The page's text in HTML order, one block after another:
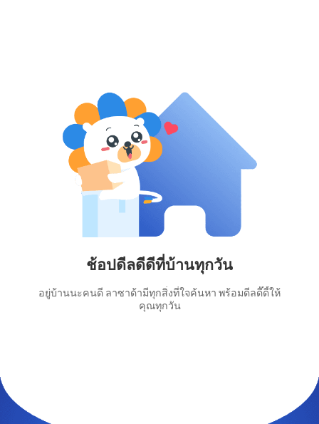
ช้อปดีลดีดีที่บ้านทุกวัน
อยู่บ้านนะคนดี ลาซาด้ามีทุกสิ่งที่ใจค้นหา พร้อมดีลดี๊ดี้ให้
คุณทุกวัน